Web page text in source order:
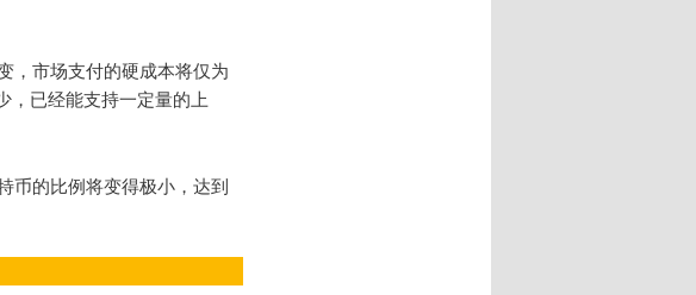
，市场支付的硬成本将仅为
，已经能支持一定量的上
币的比例将变得极小，达到